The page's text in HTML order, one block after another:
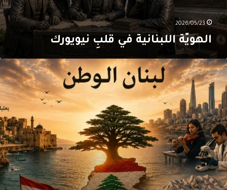
2026/05/23
الهويّة اللبنانية في قلبِ نيويورك
…
وأَيُّ
جدوى
من
هذا
الـ”لبنان”؟